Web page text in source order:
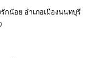
กน้อย อำเภอเมืองนนทบุรี